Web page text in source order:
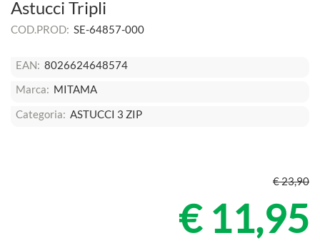
Astucci Tripli
COD.PROD: SE-64857-000
EAN: 8026624648574
Marca: MITAMA
Categoria: ASTUCCI 3 ZIP
€ 23,90
€ 11,95